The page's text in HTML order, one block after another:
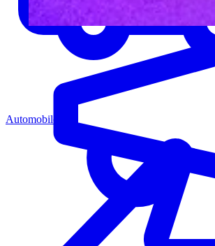
Automobile